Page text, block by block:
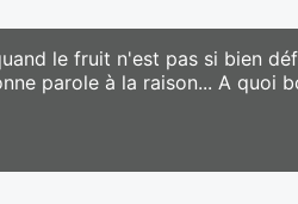
le fruit n'est pas si bien
parole à la raison... A quoi